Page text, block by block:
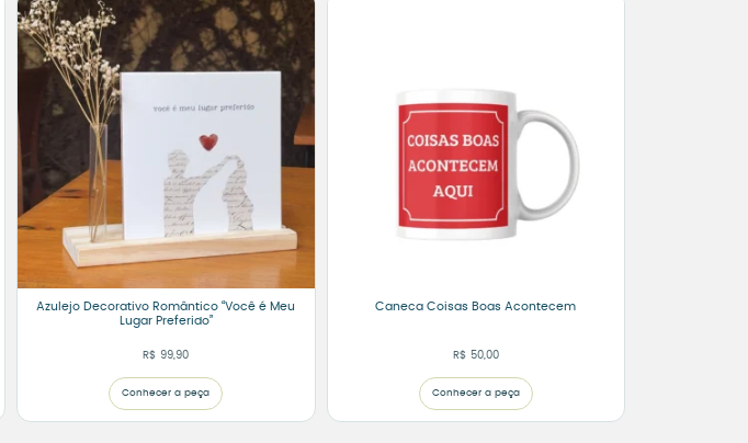
Azulejo Decorativo Romântico “Você é Meu
Lugar Preferido”
R$ 99,90
Conhecer a peça
Caneca Coisas Boas Acontecem
R$ 50,00
Conhecer a peça